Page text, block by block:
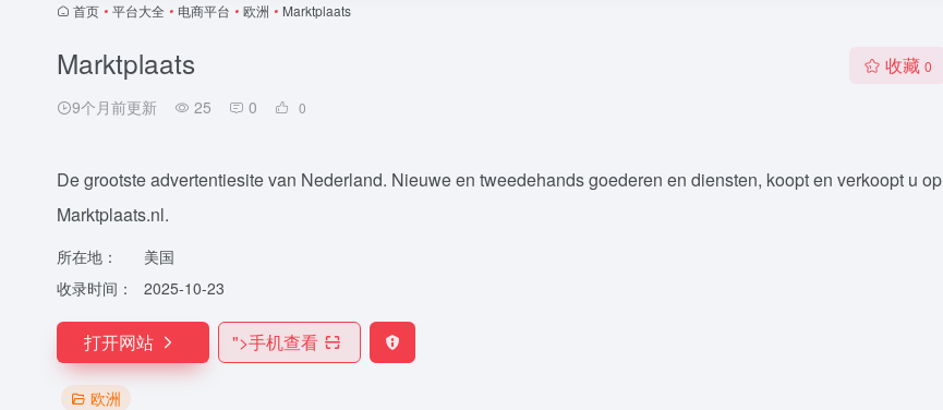
首页 • 平台大全 • 电商平台 • 欧洲 • Marktplaats
Marktplaats
9个月前更新 25 0 0
收藏 0
De grootste advertentiesite van Nederland. Nieuwe en tweedehands goederen en diensten, koopt en verkoopt u op
Marktplaats.nl.
所在地：
美国
收录时间：
2025-10-23
打开网站 ">手机查看
欧洲